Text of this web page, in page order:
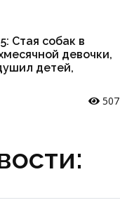
Стая собак в
девочки,
детей,
507